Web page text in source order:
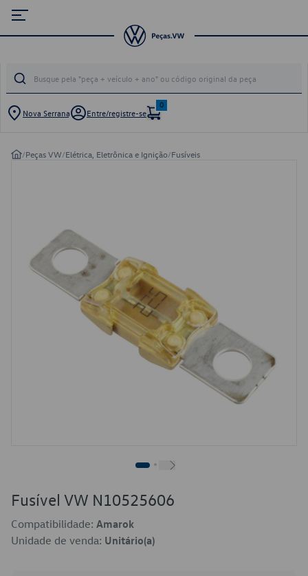
Nova Serrana Entre/registre-se
0
/Peças VW/Elétrica, Eletrônica e Ignição/Fusíveis
Fusível VW N10525606
Compatibilidade: Amarok
Unidade de venda: Unitário(a)